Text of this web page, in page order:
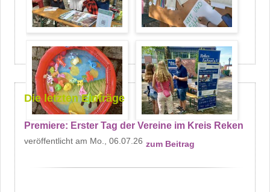
Die letzten Einträge
Premiere: Erster Tag der Vereine im Kreis Reken
Mo., 06.07.26 zum Beitrag